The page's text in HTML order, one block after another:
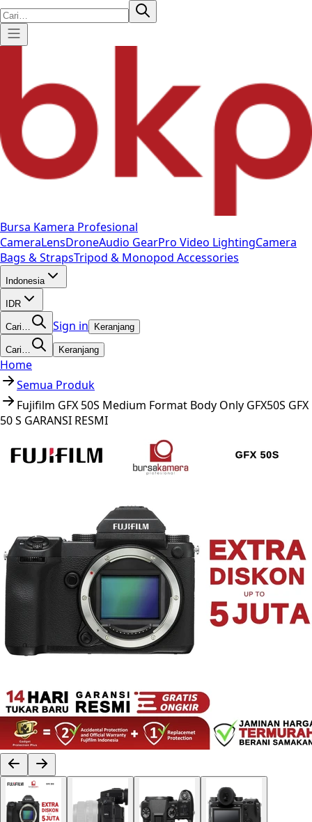
Bursa Kamera Profesional
CameraLensDroneAudio GearPro Video LightingCamera
Bags & StrapsTripod & Monopod Accessories
Indonesia
IDR
Cari… Sign in Keranjang
Cari… Keranjang
Home
Semua Produk
Fujifilm GFX 50S Medium Format Body Only GFX50S GFX
50 S GARANSI RESMI